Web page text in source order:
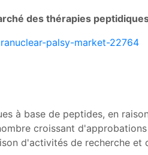
des thérapies
palsy-market-22764
à base de peptides, en
croissant
d'activités de recherche